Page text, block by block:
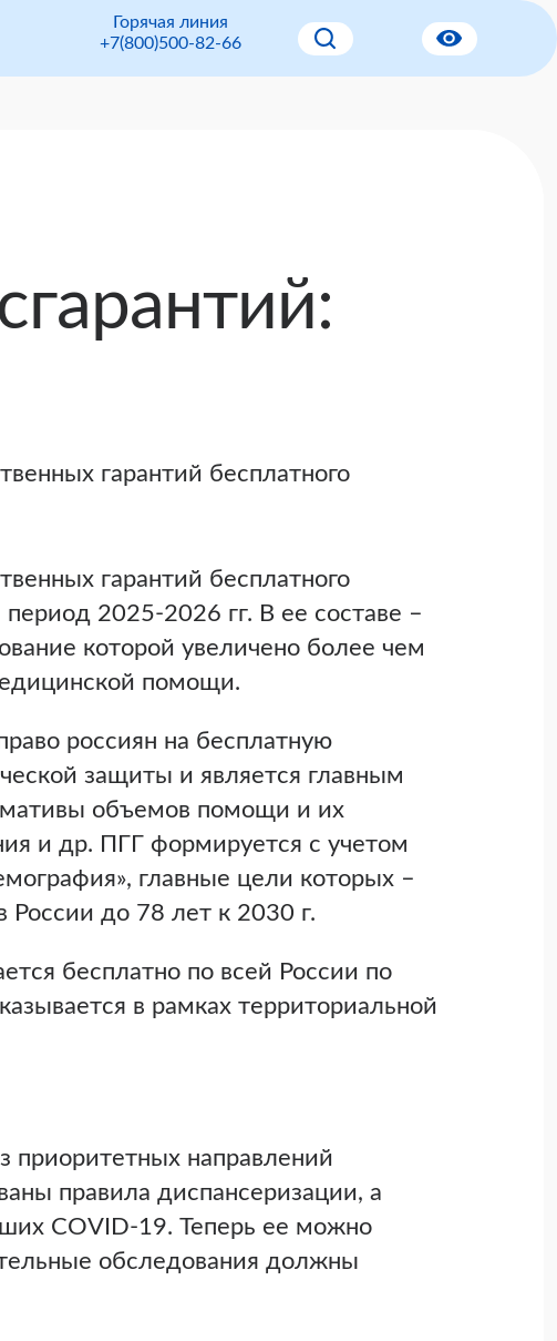
Горячая линия
+7(800)500-82-66
гарантий бесплатного
гарантий бесплатного
2025-2026 гг. В ее составе –
которой увеличено более чем
помощи.
россиян на бесплатную
защиты и является главным
объемов помощи и их
и др. ПГГ формируется с учетом
главные цели которых –
до 78 лет к 2030 г.
бесплатно по всей России по
в рамках территориальной
приоритетных направлений
правила диспансеризации, а
COVID-19. Теперь ее можно
обследования должны